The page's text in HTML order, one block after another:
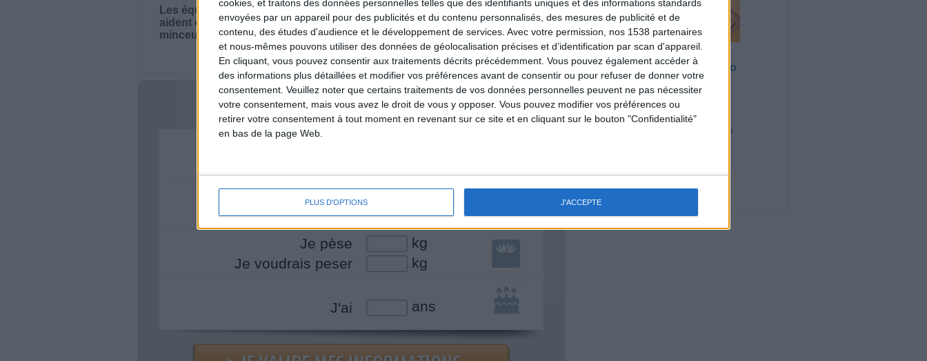
cookies, et traitons des données personnelles telles que des identifiants uniques et des informations standards
envoyées par un appareil pour des publicités et du contenu personnalisés, des mesures de publicité et de
contenu, des études d'audience et le développement de services. Avec votre permission, nos 1538 partenaires
et nous-mêmes pouvons utiliser des données de géolocalisation précises et d’identification par scan d'appareil.
En cliquant, vous pouvez consentir aux traitements décrits précédemment. Vous pouvez également accéder à
des informations plus détaillées et modifier vos préférences avant de consentir ou pour refuser de donner votre
consentement. Veuillez noter que certains traitements de vos données personnelles peuvent ne pas nécessiter
votre consentement, mais vous avez le droit de vous y opposer. Vous pouvez modifier vos préférences ou
retirer votre consentement à tout moment en revenant sur ce site et en cliquant sur le bouton "Confidentialité"
en bas de la page Web.
PLUS D'OPTIONS J'ACCEPTE
Les équipes du Service-client et de la Communauté Savoir Maigrir vous
aident chaque semaine à vous rapprocher sereinement de votre objectif
minceur.
Votre bilan minceur(env. 2 min)
Je mesure
Je pèse
kg
Je voudrais peser
kg
J'ai ans
Bas du Corps en
Feu : 30 min Cardio
+ Renfo Muscu |
GymWaouw 8H
avec Léa du
03/09/2025
Sport pour maigrir à la
Nouveautés